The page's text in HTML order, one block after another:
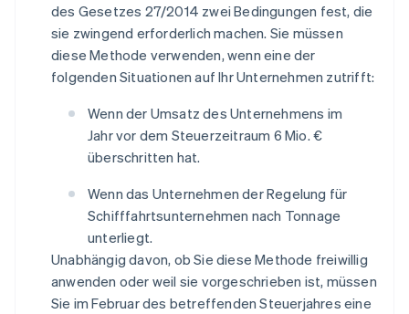
des Gesetzes 27/2014 zwei Bedingungen fest, die
sie zwingend erforderlich machen. Sie müssen
diese Methode verwenden, wenn eine der
folgenden Situationen auf Ihr Unternehmen zutrifft:
Wenn der Umsatz des Unternehmens im
Jahr vor dem Steuerzeitraum 6 Mio. €
überschritten hat.
Wenn das Unternehmen der Regelung für
Schifffahrtsunternehmen nach Tonnage
unterliegt.
Unabhängig davon, ob Sie diese Methode freiwillig
anwenden oder weil sie vorgeschrieben ist, müssen
Sie im Februar des betreffenden Steuerjahres eine